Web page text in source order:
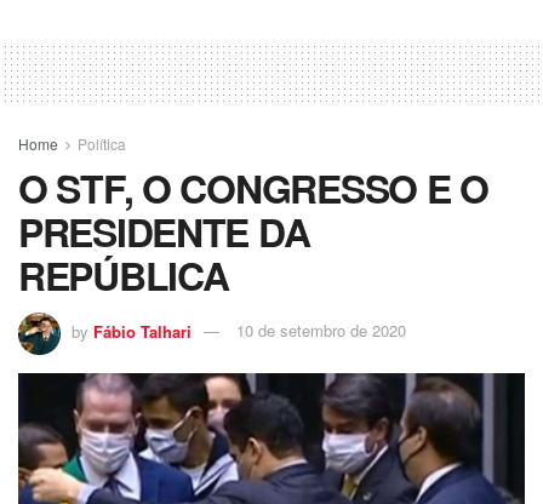
Home Política
O STF, O CONGRESSO E O
PRESIDENTE DA
REPÚBLICA
by Fábio Talhari 10 de setembro de 2020